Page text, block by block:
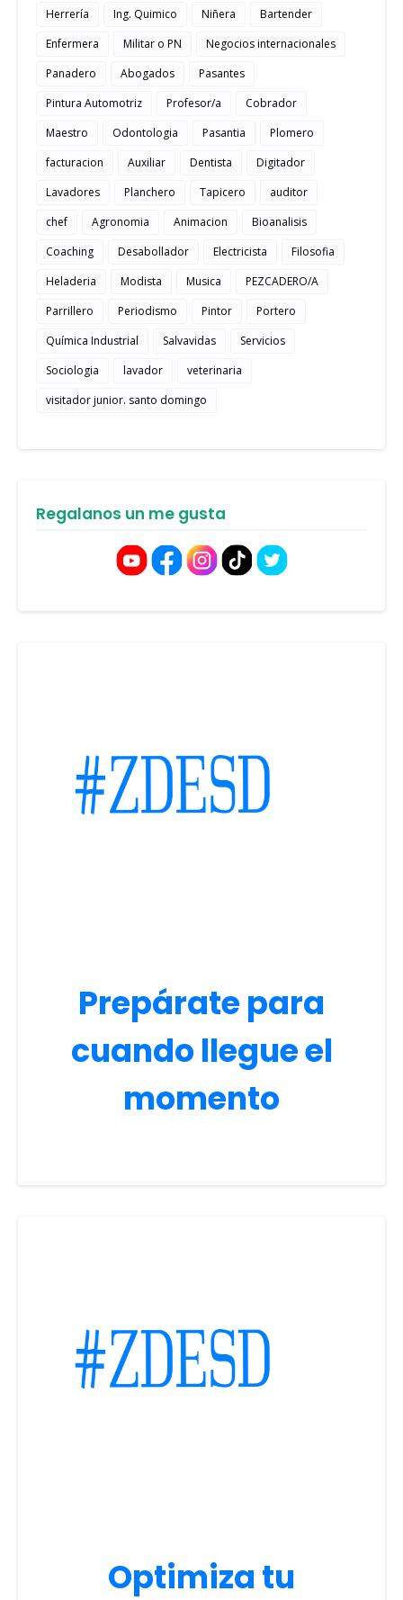
Herrería Ing. Quimico Niñera
Bartender
Enfermera
Militar o PN
Negocios internacionales
Panadero
Abogados
Pasantes
Pintura Automotriz
Profesor/a
Cobrador
Maestro
Odontologia Pasantia
Plomero
facturacion
Auxiliar Dentista
Digitador
Lavadores
Planchero Tapicero
auditor
chef
Agronomia Animacion
Bioanalisis
Coaching
Desabollador Electricista
Filosofia
Heladeria
Modista Musica
PEZCADERO/A
Parrillero
Periodismo Pintor
Portero
Química Industrial
Salvavidas
Servicios
Sociologia
lavador
veterinaria
visitador junior. santo domingo
Regalanos un me gusta
Prepárate para
cuando llegue el
momento
Optimiza tu